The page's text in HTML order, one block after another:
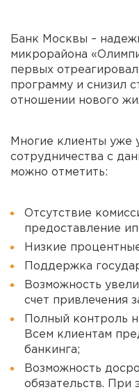
Банк Москвы –
микрорайона
первых
программу и снизил
отношении нового
Многие клиенты уже
сотрудничества с
можно отметить:
Отсутствие
предоставление
Низкие
Поддержка
Возможность
счет привлечения
Полный контроль
Всем клиентам
банкинга;
Возможность
обязательств. При